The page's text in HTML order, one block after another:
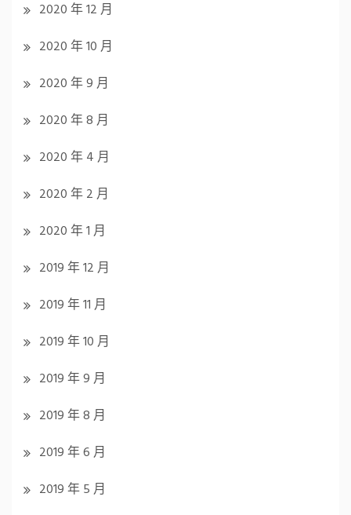
2020 年 12 月
2020 年 10 月
2020 年 9 月
2020 年 8 月
2020 年 4 月
2020 年 2 月
2020 年 1 月
2019 年 12 月
2019 年 11 月
2019 年 10 月
2019 年 9 月
2019 年 8 月
2019 年 6 月
2019 年 5 月